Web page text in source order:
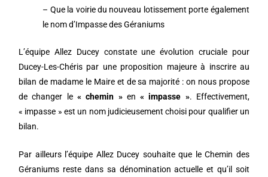
– Que la voirie du nouveau lotissement porte également
le nom d’Impasse des Géraniums
L’équipe Allez Ducey constate une évolution cruciale pour
Ducey-Les-Chéris par une proposition majeure à inscrire au
bilan de madame le Maire et de sa majorité : on nous propose
de changer le « chemin »en« impasse ». Effectivement,
« impasse » est un nom judicieusement choisi pour qualifier un
bilan.
Par ailleurs l’équipe Allez Ducey souhaite que le Chemin des
Géraniums reste dans sa dénomination actuelle et qu’il soit